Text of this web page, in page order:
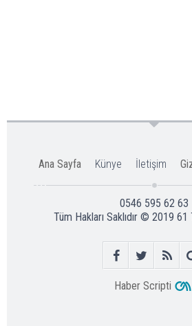
Ana Sayfa Künye İletişim
0546 595 62 63
Tüm Hakları Saklıdır © 2019 61
Haber Scripti